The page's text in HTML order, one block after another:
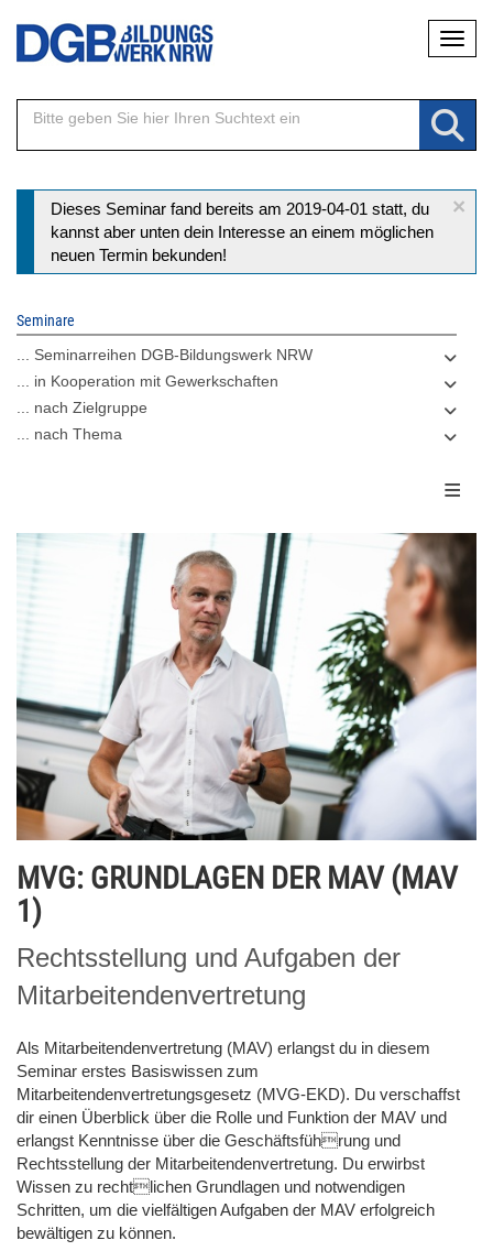
Direkt
Inhalt
×
Statusmeldung
Dieses Seminar fand bereits am 2019-04-01 statt, du
kannst aber unten dein Interesse an einem möglichen
neuen Termin bekunden!
Seminare
... Seminarreihen DGB-Bildungswerk NRW
... in Kooperation mit Gewerkschaften
... nach Zielgruppe
... nach Thema
MVG: GRUNDLAGEN DER MAV (MAV
1)
Rechtsstellung und Aufgaben der
Mitarbeitendenvertretung
Als Mitarbeitendenvertretung (MAV) erlangst du in diesem
Seminar erstes Basiswissen zum
Mitarbeitendenvertretungsgesetz (MVG-EKD). Du verschaffst
dir einen Überblick über die Rolle und Funktion der MAV und
erlangst Kenntnisse über die Geschäftsführung und
Rechtsstellung der Mitarbeitendenvertretung. Du erwirbst
Wissen zu rechtlichen Grundlagen und notwendigen
Schritten, um die vielfältigen Aufgaben der MAV erfolgreich
bewältigen zu können.